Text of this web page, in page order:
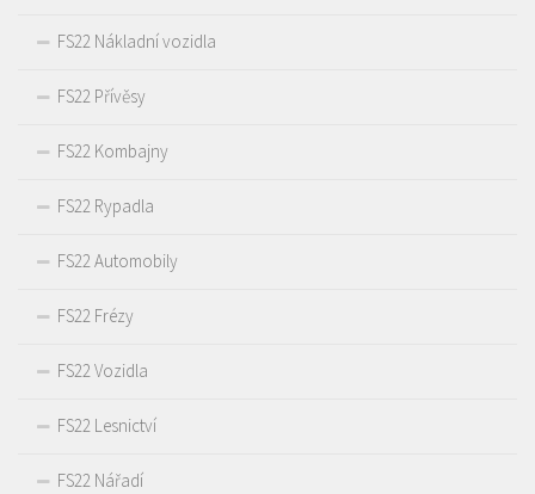
FS22 Nákladní vozidla
FS22 Přívěsy
FS22 Kombajny
FS22 Rypadla
FS22 Automobily
FS22 Frézy
FS22 Vozidla
FS22 Lesnictví
FS22 Nářadí